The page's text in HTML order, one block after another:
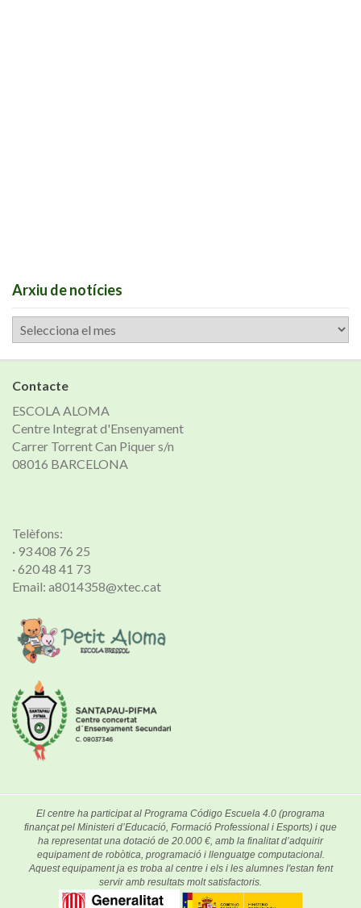
Arxiu de notícies
Arxiu
de
notícies
Contacte
ESCOLA ALOMA
Centre Integrat d'Ensenyament
Carrer Torrent Can Piquer s/n
08016 BARCELONA
Telèfons:
· 93 408 76 25
· 620 48 41 73
Email: a8014358@xtec.cat
El centre ha participat al Programa Código Escuela 4.0 (programa
finançat pel Ministeri d’Educació, Formació Professional i Esports) i que
ha representat una dotació de 20.000 €, amb la finalitat d’adquirir
equipament de robòtica, programació i llenguatge computacional.
Aquest equipament ja es troba al centre i els i les alumnes l'estan fent
servir amb resultats molt satisfactoris.